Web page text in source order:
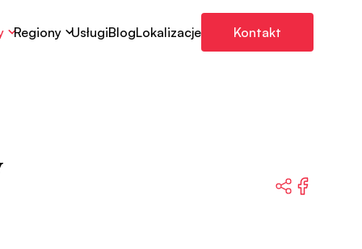
Regiony UsługiBlogLokalizacje Kontakt